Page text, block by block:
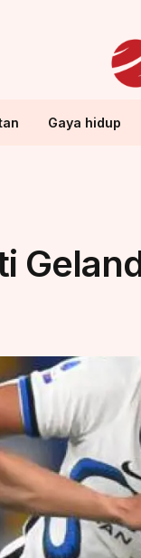
Gaya hidup